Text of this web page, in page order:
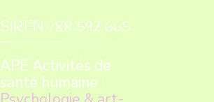
SIREN 788 592 665
APE Activités de
santé humaine :